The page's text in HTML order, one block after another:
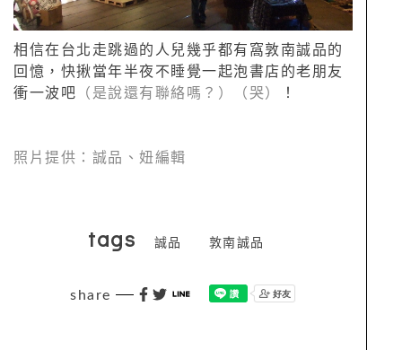
相信在台北走跳過的人兒幾乎都有窩敦南誠品的
回憶，快揪當年半夜不睡覺一起泡書店的老朋友
衝一波吧 （是說還有聯絡嗎？）（哭） ！
照片提供：誠品、妞編輯
tags 誠品 敦南誠品
share